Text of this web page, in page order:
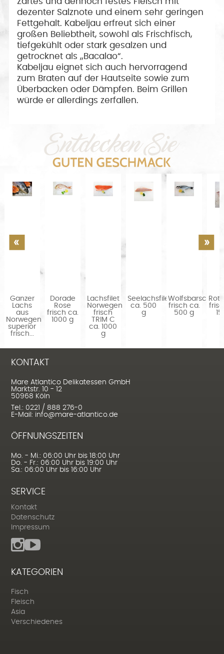
dezenter Salznote und einem sehr geringen
Fettgehalt. Kabeljau erfreut sich einer
großen Beliebtheit, sowohl als Frischfisch,
tiefgekühlt oder stark gesalzen und
getrocknet als „Bacalao“.
Kabeljau eignet sich auch hervorragend
zum Braten auf der Hautseite sowie zum
Überbacken oder Dämpfen. Beim Grillen
würde er allerdings zerfallen.
Ganzer
Lachs
aus
Norwegen
superior
frisch...
Dorade
Rose
frisch ca.
1000 g
Lachsfilet
Norwegen
frisch
TRIM C
ca. 1000
g
Seelachsfilet
ca. 500
g
Wolfsbarsch
frisch ca.
500 g
KONTAKT
Mare Atlantico Delikatessen GmbH
Marktstr. 10 - 12
50968 Köln
Tel.: 0221 / 888 276-0
E-Mail: info@mare-atlantico.de
ÖFFNUNGSZEITEN
Mo. - Mi.: 06:00 Uhr bis 18:00 Uhr
Do. - Fr.: 06:00 Uhr bis 19:00 Uhr
Sa.: 06:00 Uhr bis 16:00 Uhr
SERVICE
Kontakt
Datenschutz
Impressum
KATEGORIEN
Fisch
Fleisch
Asia
Verschiedenes